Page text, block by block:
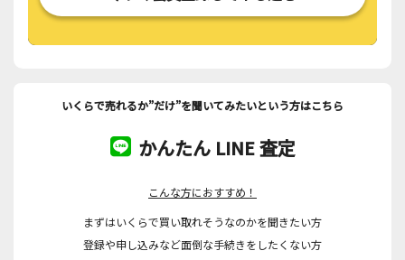
いくらで売れるか”だけ”を聞いてみたいという方はこちら
かんたん LINE 査定
こんな方におすすめ！
まずはいくらで買い取れそうなのかを聞きたい方
登録や申し込みなど面倒な手続きをしたくない方